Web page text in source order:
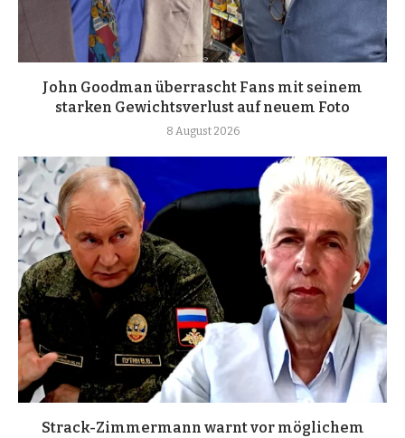
John Goodman überrascht Fans mit seinem
starken Gewichtsverlust auf neuem Foto
8 August 2026
Strack-Zimmermann warnt vor möglichem